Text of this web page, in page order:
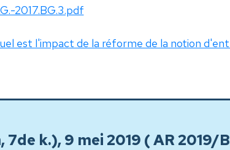
2017.BG.3.pdf
est l'impact de la réforme de la notion
k.), 9 mei 2019 ( AR 2019/